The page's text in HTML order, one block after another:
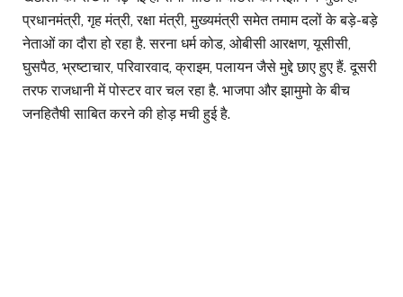
प्रधानमंत्री, गृह मंत्री, रक्षा मंत्री, मुख्यमंत्री समेत तमाम दलों के बड़े-बड़े
नेताओं का दौरा हो रहा है. सरना धर्म कोड, ओबीसी आरक्षण, यूसीसी,
घुसपैठ, भ्रष्टाचार, परिवारवाद, क्राइम, पलायन जैसे मुद्दे छाए हुए हैं. दूसरी
तरफ राजधानी में पोस्टर वार चल रहा है. भाजपा और झामुमो के बीच
जनहितैषी साबित करने की होड़ मची हुई है.